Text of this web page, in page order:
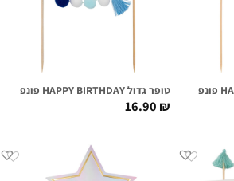
טופר גדול HAPPY BIRTHDAY פונפונים כחולים
16.90₪